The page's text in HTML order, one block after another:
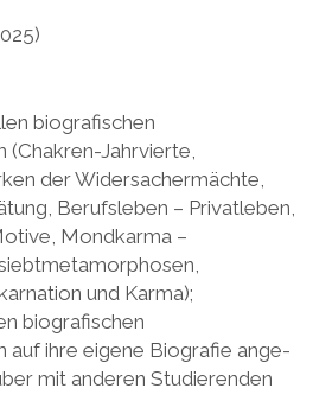
biografischen
(Chakren-Jahrvierte,
der Widersachermächte,
Berufsleben – Privatleben,
Mondkarma –
und Karma);
biografischen
auf ihre eigene Biografie ange-
mit anderen Studierenden